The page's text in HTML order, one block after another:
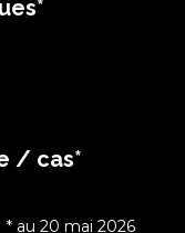
/ cas*
* au 20 mai 2026